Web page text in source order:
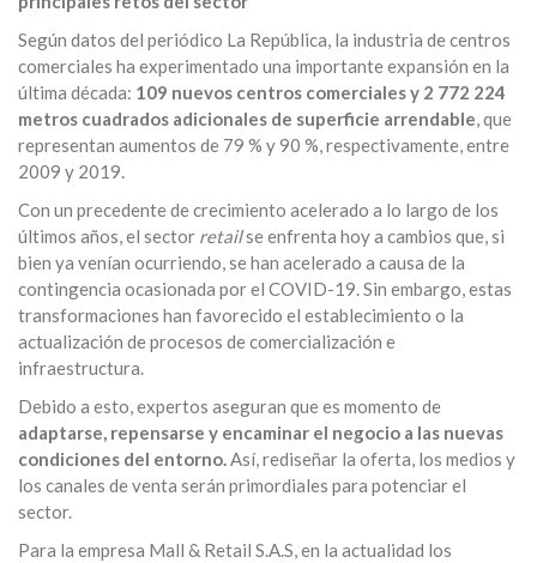
Según datos del periódico La República, la industria de centros
comerciales ha experimentado una importante expansión en la
última década: 109 nuevos centros comerciales y 2 772 224
metros cuadrados adicionales de superficie arrendable, que
representan aumentos de 79 % y 90 %, respectivamente, entre
2009 y 2019.
Con un precedente de crecimiento acelerado a lo largo de los
últimos años, el sector retailse enfrenta hoy a cambios que, si
bien ya venían ocurriendo, se han acelerado a causa de la
contingencia ocasionada por el COVID-19. Sin embargo, estas
transformaciones han favorecido el establecimiento o la
actualización de procesos de comercialización e
infraestructura.
Debido a esto, expertos aseguran que es momento de
adaptarse, repensarse y encaminar el negocio a las nuevas
condiciones del entorno.Así, rediseñar la oferta, los medios y
los canales de venta serán primordiales para potenciar el
sector.
Para la empresa Mall & Retail S.A.S, en la actualidad los